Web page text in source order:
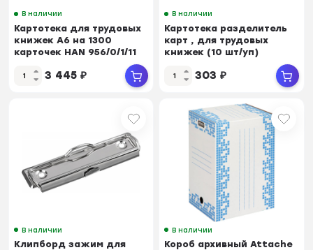
В наличии
Картотека для трудовых
книжек А6 на 1300
карточек НАN 956/0/1/11
3 445 ₽
В наличии
Картотека разделитель
карт , для трудовых
книжек (10 шт/уп)
303 ₽
В наличии
Клипборд зажим для
В наличии
Короб архивный Attache